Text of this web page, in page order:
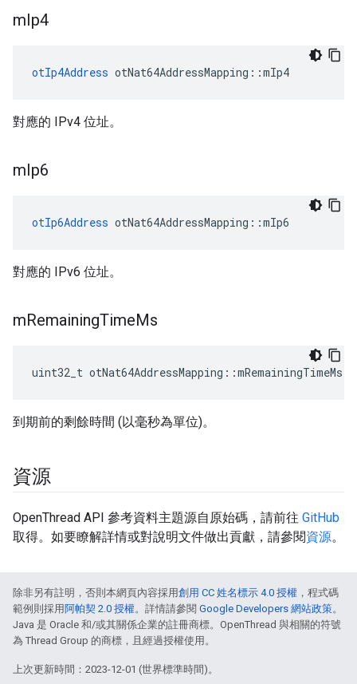
mIp4
otIp4Address otNat64AddressMapping ::mIp4
對應的 IPv4 位址。
mIp6
otIp6Address otNat64AddressMapping ::mIp6
對應的 IPv6 位址。
mRemainingTimeMs
uint32_t otNat64AddressMapping ::mRemainingTimeMs
到期前的剩餘時間 (以毫秒為單位)。
資源
OpenThread API 參考資料主題源自原始碼，請前往 GitHub
取得。如要瞭解詳情或對說明文件做出貢獻，請參閱資源。
除非另有註明，否則本網頁內容採用創用 CC 姓名標示 4.0 授權 ，程式碼
範例則採用 阿帕契 2.0 授權。詳情請參閱 Google Developers 網站政策。
Java 是 Oracle 和/或其關係企業的註冊商標。OpenThread 與相關的符號
為 Thread Group 的商標，且經過授權使用。
上次更新時間：2023-12-01 (世界標準時間)。